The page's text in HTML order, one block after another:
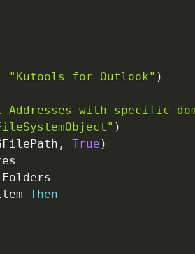
"Kutools for Outlook" )
Addresses with specific
)
, True )
Folders
Then